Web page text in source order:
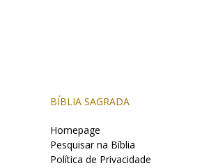
BÍBLIA SAGRADA
Homepage
Pesquisar na Bíblia
Política de Privacidade